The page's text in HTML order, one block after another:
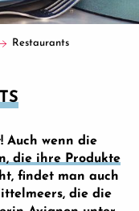
Restaurants
Auch wenn die
die ihre Produkte
findet man auch
die die